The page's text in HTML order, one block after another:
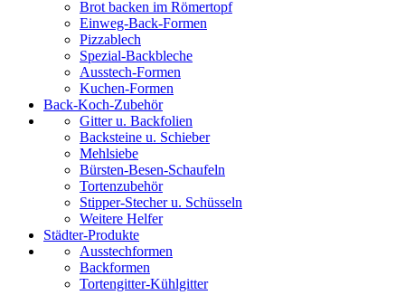
Brot backen im Römertopf
Einweg-Back-Formen
Pizzablech
Spezial-Backbleche
Ausstech-Formen
Kuchen-Formen
Back-Koch-Zubehör
Gitter u. Backfolien
Backsteine u. Schieber
Mehlsiebe
Bürsten-Besen-Schaufeln
Tortenzubehör
Stipper-Stecher u. Schüsseln
Weitere Helfer
Städter-Produkte
Ausstechformen
Backformen
Tortengitter-Kühlgitter